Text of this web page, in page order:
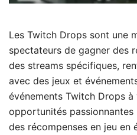
Les Twitch Drops sont une
spectateurs de gagner des
des streams spécifiques,
avec des jeux et
événements Twitch Drops
opportunités
des récompenses en jeu